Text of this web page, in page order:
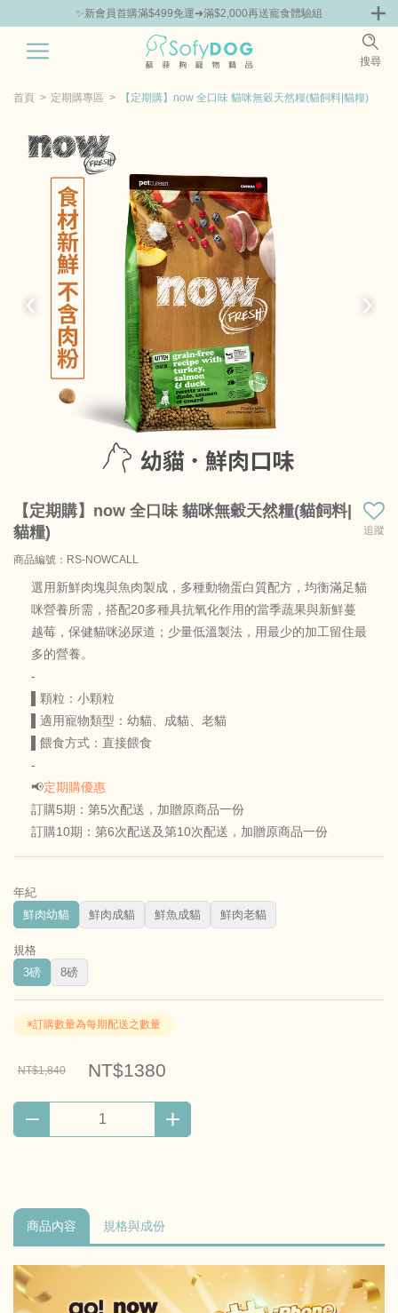
🎁Hello新朋友！完成註冊送指定商品85折抵用券
搜尋
零食專區 飼料 | 凍乾優惠組 主食罐 | 餐包優惠 團購優惠
首頁 定期購專區 【定期購】now 全口味 貓咪無穀天然糧(貓飼料|貓糧)
【定期購】now 全口味 貓咪無穀天然糧(貓飼料|
貓糧)
追蹤
商品編號：RS-NOWCALL
選用新鮮肉塊與魚肉製成，多種動物蛋白質配方，均衡滿足貓
咪營養所需，搭配20多種具抗氧化作用的當季蔬果與新鮮蔓
越莓，保健貓咪泌尿道；少量低溫製法，用最少的加工留住最
多的營養。
-
▌顆粒：小顆粒
▌適用寵物類型：幼貓、成貓、老貓
▌餵食方式：直接餵食
-
📢定期購優惠
訂購5期：第5次配送，加贈原商品一份
訂購10期：第6次配送及第10次配送，加贈原商品一份
年紀
鮮肉幼貓
鮮肉成貓 鮮魚成貓 鮮肉老貓
規格
3磅
8磅
※訂購數量為每期配送之數量
NT$1,840 NT$1380
商品內容 規格與成份